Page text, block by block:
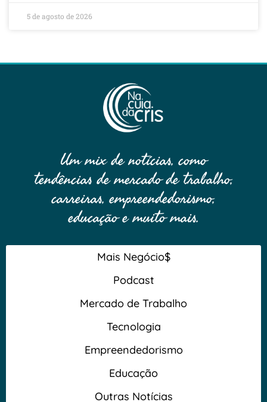
5 de agosto de 2026
Um mix de notícias, como
tendências de mercado de trabalho,
carreiras, empreendedorismo,
educação e muito mais.
Mais Negócio$
Podcast
Mercado de Trabalho
Tecnologia
Empreendedorismo
Educação
Outras Notícias